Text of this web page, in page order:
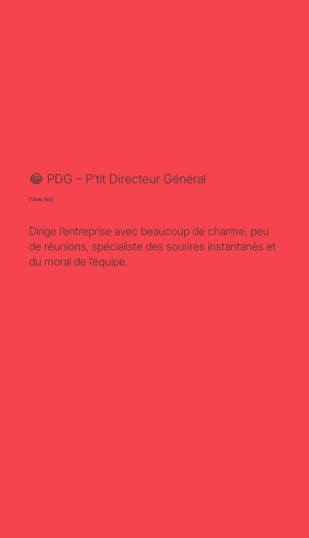
😂 PDG – P’tit Directeur Général
Fares Aidi
Dirige l’entreprise avec beaucoup de charme, peu
de réunions, spécialiste des sourires instantanés et
du moral de l’équipe.